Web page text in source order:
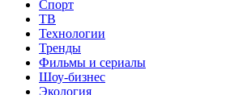
Спорт
ТВ
Технологии
Тренды
Фильмы и сериалы
Шоу-бизнес
Экология